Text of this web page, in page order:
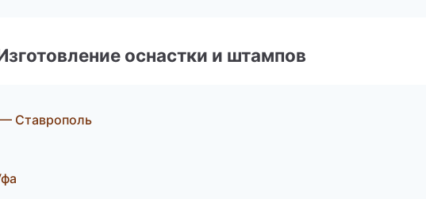
оснастки и штампов
Ставрополь